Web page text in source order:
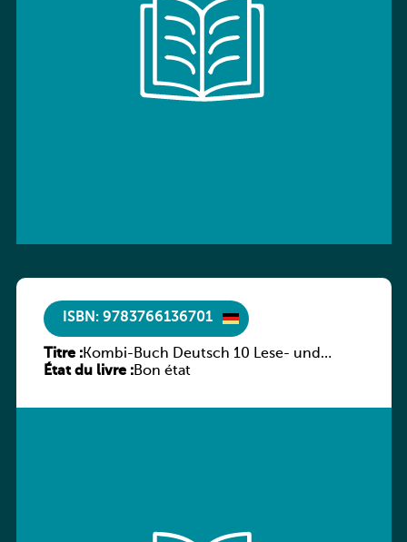
ISBN: 9783766136701
Titre :Kombi-Buch Deutsch 10 Lese- und
Sprachbuch
État du livre :Bon état